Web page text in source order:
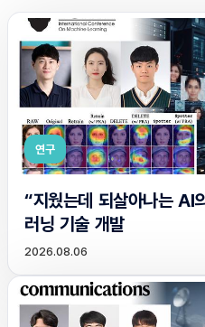
연구
“지웠는데 되살아나는 AI
러닝 기술 개발
2026.08.06